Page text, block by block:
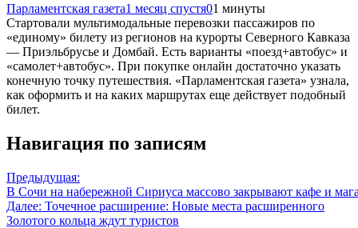
Парламентская газета1 месяц спустя01 минуты
Стартовали мультимодальные перевозки пассажиров по
«единому» билету из регионов на курорты Северного Кавказа
— Приэльбрусье и Домбай. Есть варианты «поезд+автобус» и
«самолет+автобус». При покупке онлайн достаточно указать
конечную точку путешествия. «Парламентская газета» узнала,
как оформить и на каких маршрутах еще действует подобный
билет.
Навигация по записям
Предыдущая:
В Сочи на набережной Сириуса массово закрывают кафе и
Далее: Точечное расширение: Новые места расширенного
Золотого кольца ждут туристов